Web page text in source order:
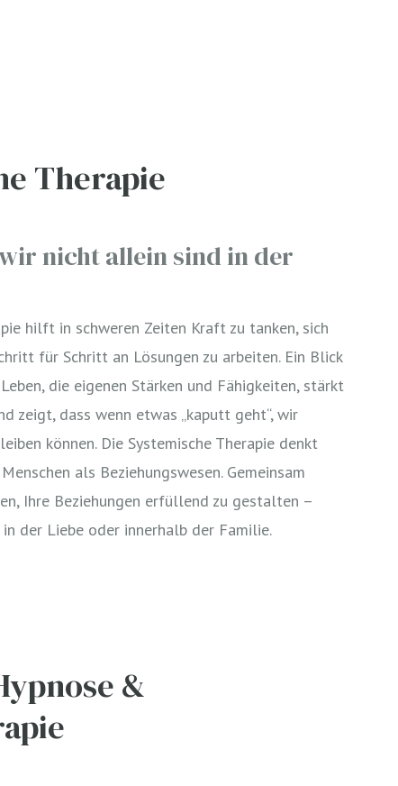
Therapie
nicht allein sind in der
hilft in schweren Zeiten Kraft zu tanken, sich
für Schritt an Lösungen zu arbeiten. Ein Blick
die eigenen Stärken und Fähigkeiten, stärkt
zeigt, dass wenn etwas „kaputt geht“, wir
können. Die Systemische Therapie denkt
als Beziehungswesen. Gemeinsam
Ihre Beziehungen erfüllend zu gestalten –
der Liebe oder innerhalb der Familie.
&